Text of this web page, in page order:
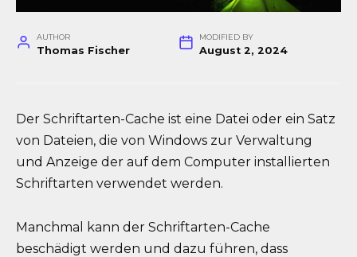
AUTHOR
Thomas Fischer
MODIFIED BY
August 2, 2024
Der Schriftarten-Cache ist eine Datei oder ein Satz
von Dateien, die von Windows zur Verwaltung
und Anzeige der auf dem Computer installierten
Schriftarten verwendet werden.
Manchmal kann der Schriftarten-Cache
beschädigt werden und dazu führen, dass